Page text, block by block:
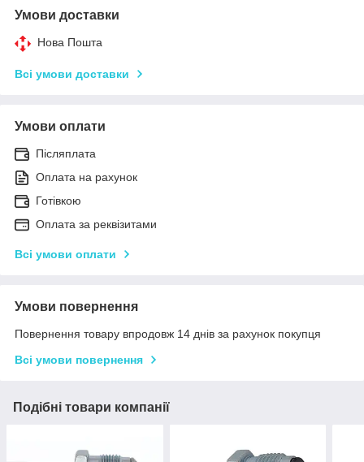
Умови доставки
Нова Пошта
Всі умови доставки
Умови оплати
Післяплата
Оплата на рахунок
Готівкою
Оплата за реквізитами
Всі умови оплати
Умови повернення
Повернення товару впродовж 14 днів за рахунок покупця
Всі умови повернення
Подібні товари компанії